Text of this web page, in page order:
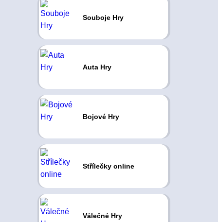
Souboje Hry
Auta Hry
Bojové Hry
Střílečky online
Válečné Hry